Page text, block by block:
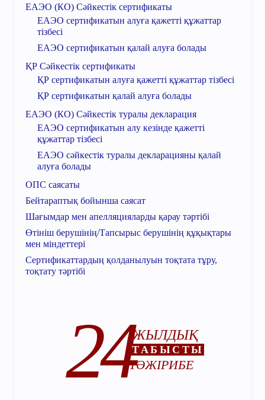
ЕАЭО (КО) Сәйкестік сертификаты
ЕАЭО сертификатын алуға қажетті құжаттар
тізбесі
ЕАЭО сертификатын қалай алуға болады
ҚР Сәйкестік сертификаты
ҚР сертификатын алуға қажетті құжаттар тізбесі
ҚР сертификатын қалай алуға болады
ЕАЭО (КО) Сәйкестік туралы декларация
ЕАЭО сертификатын алу кезінде қажетті
құжаттар тізбесі
ЕАЭО cәйкестік туралы декларацияны қалай
алуға болады
ОПС саясаты
Бейтараптық бойынша саясат
Шағымдар мен апелляцияларды қарау тәртібі
Өтініш берушінің/Тапсырыс берушінің құқықтары
мен міндеттері
Сертификаттардың қолданылуын тоқтата тұру,
тоқтату тәртібі
24ЖЫЛДЫҚ
ТАБЫСТЫ
ТӘЖІРИБЕ